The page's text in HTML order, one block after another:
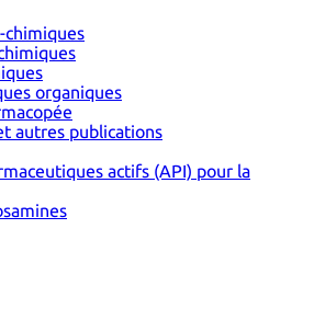
chimiques
organiques
autres publications
actifs (API) pour la